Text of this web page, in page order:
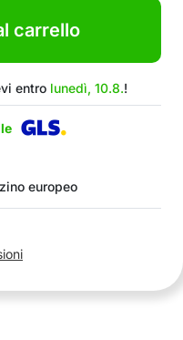
carrello
entro lunedì, 10.8.!
europeo